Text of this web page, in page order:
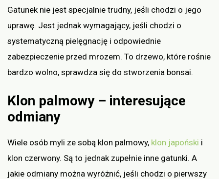
Gatunek nie jest specjalnie trudny, jeśli chodzi o jego
uprawę. Jest jednak wymagający, jeśli chodzi o
systematyczną pielęgnację i odpowiednie
zabezpieczenie przed mrozem. To drzewo, które rośnie
bardzo wolno, sprawdza się do stworzenia bonsai.
Klon palmowy – interesujące
odmiany
Wiele osób myli ze sobą klon palmowy, klon japoński i
klon czerwony. Są to jednak zupełnie inne gatunki. A
jakie odmiany można wyróżnić, jeśli chodzi o pierwszy